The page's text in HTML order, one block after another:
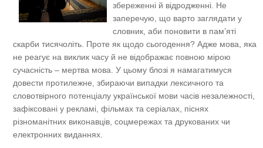
збереженні й відродженні. Не
заперечую, що варто заглядати у
словник, аби поновити в пам’яті
скарби тисячоліть. Проте як щодо сьогодення? Адже мова, яка
не реагує на виклик часу й не відображає повною мірою
сучасність – мертва мова. У цьому блозі я намагатимуся
довести протилежне, збираючи випадки лексичного та
словотвірного потенціалу української мови часів незалежності,
зафіксовані у рекламі, фільмах та серіалах, піснях
різноманітних виконавців, соцмережах та друкованих чи
електронних виданнях.